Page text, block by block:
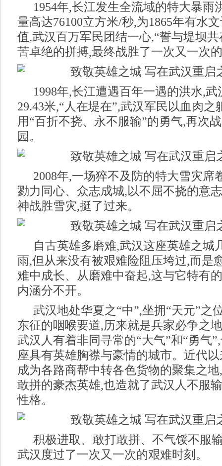
1954年,长江发生全流域的特大暴雨
量高达76100立方米/秒,为1865年有水
值,武汉百万军民团结一心,“誓与堤坝
苦卓绝的拼搏,最终战胜了一次又一次
1998年,长江遭遇百年一遇的洪水,
29.43米,“人在堤在”,武汉军民以血肉之
用“百折不挠、永不服输”的勇气,再次
园。
2008年,一场猝不及防的特大雪灾席
勠力同心、众志成城,以不屈不挠的意
神战胜雪灾,挺了过来。
自古英雄多磨难,武汉这座英雄之城
雨,但从来没有被艰难险阻压垮过,而是
难中成长、从磨难中奋起,这与它特有
内涵分不开。
武汉地处华夏之“中”,坐拥“天元”之
东征的咽喉要道,历来就是兵家必争之
武汉人有着非同寻常的“大气”和“勇气
座具有英雄胸襟与豪情的城市。近代
成为各路商帮中转各色货物的聚集之
敢拼的豪杰英雄,也造就了武汉人不服
性格。
积极进取、敢打敢拼、不气馁不服
武汉度过了一次又一次的艰难时刻。